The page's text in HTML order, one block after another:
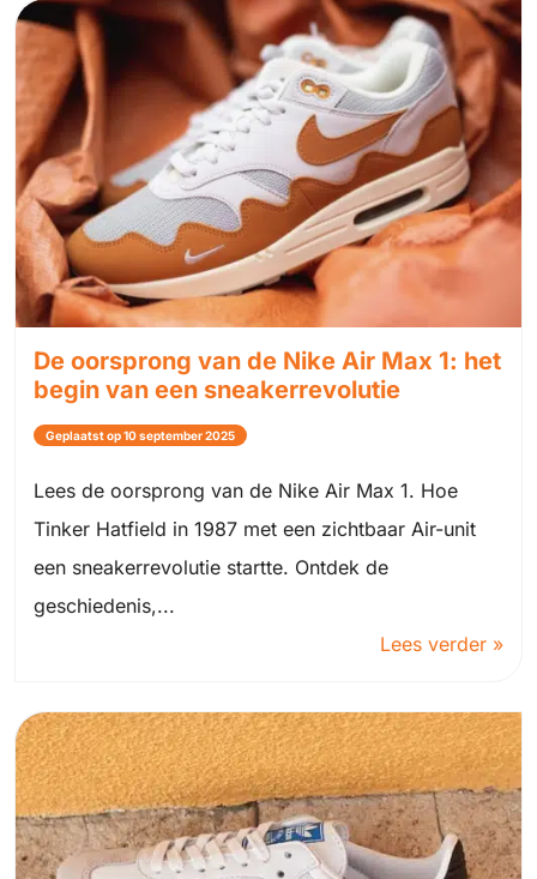
De oorsprong van de Nike Air Max 1: het
begin van een sneakerrevolutie
Geplaatst op 10 september 2025
Lees de oorsprong van de Nike Air Max 1. Hoe
Tinker Hatfield in 1987 met een zichtbaar Air-unit
een sneakerrevolutie startte. Ontdek de
geschiedenis,...
Lees verder »